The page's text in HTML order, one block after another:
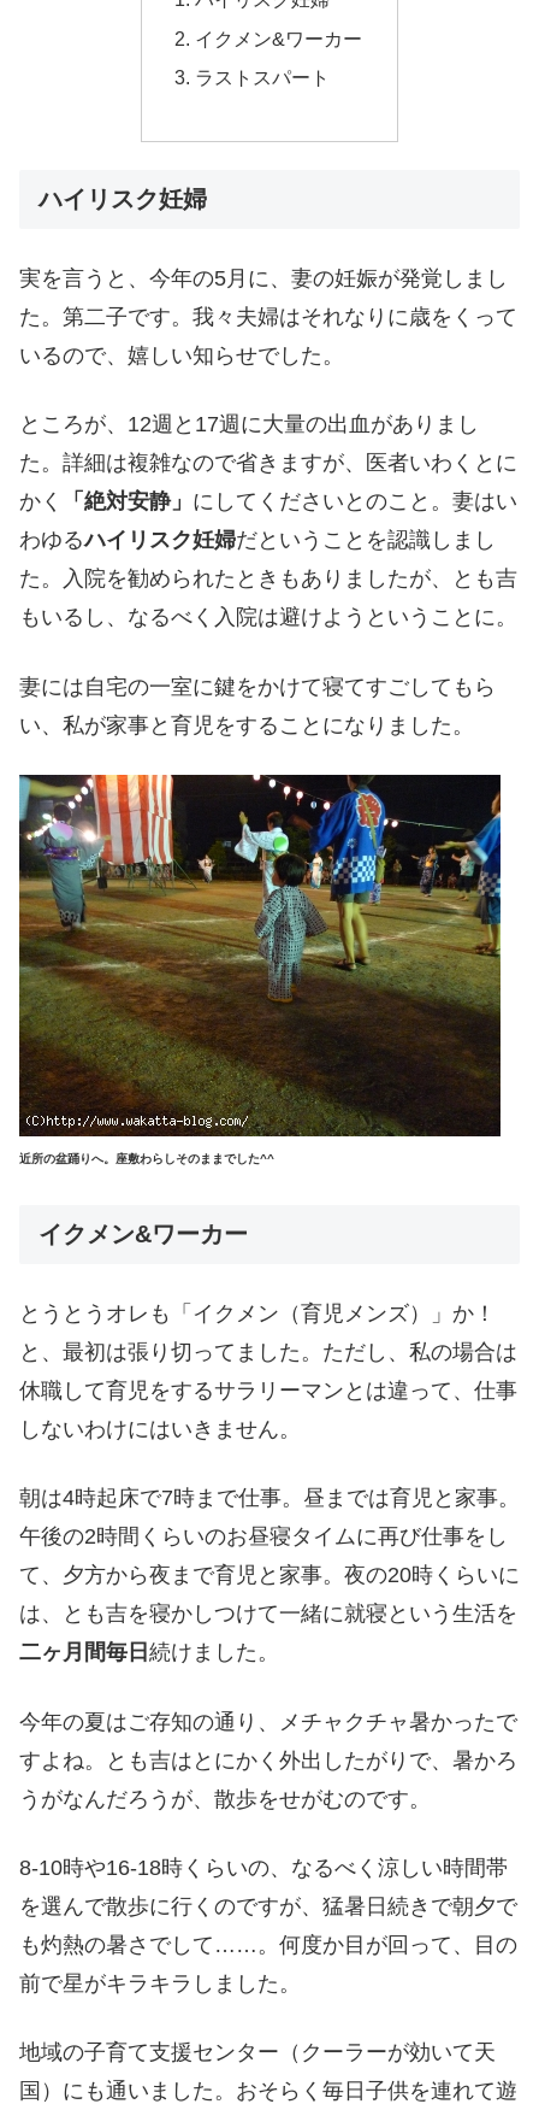
イクメン&ワーカー
ラストスパート
ハイリスク妊婦
実を言うと、今年の5月に、妻の妊娠が発覚しまし
た。第二子です。我々夫婦はそれなりに歳をくって
いるので、嬉しい知らせでした。
ところが、12週と17週に大量の出血がありまし
た。詳細は複雑なので省きますが、医者いわくとに
かく
「絶対安静」 にしてくださいとのこと。妻はい
わゆるハイリスク妊婦だということを認識しまし
た。入院を勧められたときもありましたが、とも吉
もいるし、なるべく入院は避けようということに。
妻には自宅の一室に鍵をかけて寝てすごしてもら
い、私が家事と育児をすることになりました。
近所の盆踊りへ。座敷わらしそのままでした^^
イクメン&ワーカー
とうとうオレも「イクメン（育児メンズ）」か！
と、最初は張り切ってました。ただし、私の場合は
休職して育児をするサラリーマンとは違って、仕事
しないわけにはいきません。
朝は4時起床で7時まで仕事。昼までは育児と家事。
午後の2時間くらいのお昼寝タイムに再び仕事をし
て、夕方から夜まで育児と家事。夜の20時くらいに
は、とも吉を寝かしつけて一緒に就寝という生活を
二ヶ月間毎日 続けました。
今年の夏はご存知の通り、メチャクチャ暑かったで
すよね。とも吉はとにかく外出したがりで、暑かろ
うがなんだろうが、散歩をせがむのです。
8-10時や16-18時くらいの、なるべく涼しい時間帯
を選んで散歩に行くのですが、猛暑日続きで朝夕で
も灼熱の暑さでして……。何度か目が回って、目の
前で星がキラキラしました。
地域の子育て支援センター（クーラーが効いて天
国）にも通いました。おそらく毎日子供を連れて遊